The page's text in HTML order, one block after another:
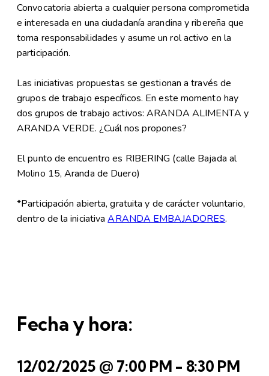
Convocatoria abierta a cualquier persona comprometida
e interesada en una ciudadanía arandina y ribereña que
toma responsabilidades y asume un rol activo en la
participación.
Las iniciativas propuestas se gestionan a través de
grupos de trabajo específicos. En este momento hay
dos grupos de trabajo activos: ARANDA ALIMENTA y
ARANDA VERDE. ¿Cuál nos propones?
El punto de encuentro es RIBERING (calle Bajada al
Molino 15, Aranda de Duero)
*Participación abierta, gratuita y de carácter voluntario,
dentro de la iniciativaARANDA EMBAJADORES.
Fecha y hora:
12/02/2025 @ 7:00 PM - 8:30 PM